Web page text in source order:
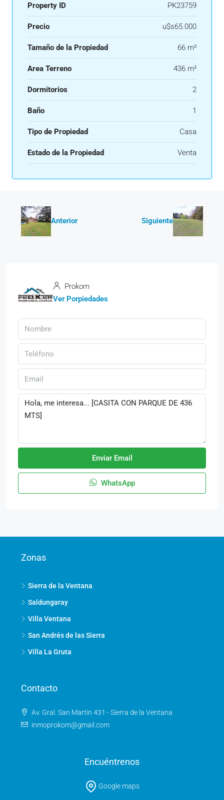
Property ID PK23759
Precio u$s65.000
Tamaño de la Propiedad 66 m²
Area Terreno 436 m²
Dormitorios 2
Baño 1
Tipo de Propiedad Casa
Estado de la Propiedad Venta
Anterior Siguiente
Prokom
Ver Porpiedades
Enviar Email
WhatsApp
Zonas
Sierra de la Ventana
Saldungaray
Villa Ventana
San Andrés de las Sierra
Villa La Gruta
Contacto
Av. Gral. San Martín 431 - Sierra de la Ventana
inmoprokom@gmail.com
Encuéntrenos
Google maps